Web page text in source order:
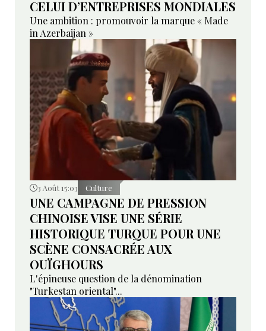
CELUI D’ENTREPRISES MONDIALES
Une ambition : promouvoir la marque « Made
in Azerbaijan »
3 Août 15:03 Culture
UNE CAMPAGNE DE PRESSION
CHINOISE VISE UNE SÉRIE
HISTORIQUE TURQUE POUR UNE
SCÈNE CONSACRÉE AUX
OUÏGHOURS
L'épineuse question de la dénomination
"Turkestan oriental"...